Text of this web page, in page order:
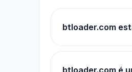
btloader.com
btloader.com é